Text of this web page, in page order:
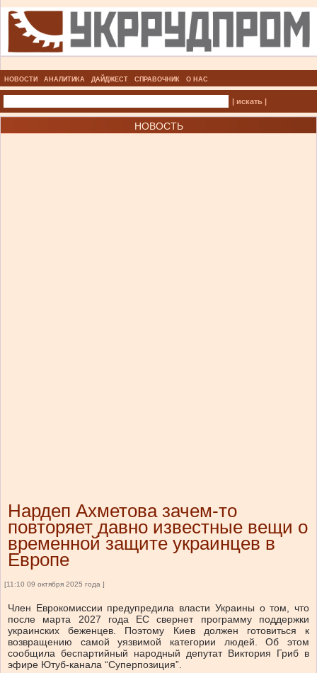
НОВОСТИ АНАЛИТИКА ДАЙДЖЕСТ СПРАВОЧНИК О НАС
| искать |
НОВОСТЬ
Нардеп Ахметова зачем-то
повторяет давно известные вещи о
временной защите украинцев в
Европе
[11:10 09 октября 2025 года ]
Член Еврокомиссии предупредила власти Украины о том, что
после марта 2027 года ЕС свернет программу поддержки
украинских беженцев. Поэтому Киев должен готовиться к
возвращению самой уязвимой категории людей. Об этом
сообщила беспартийный народный депутат Виктория Гриб в
эфире Ютуб-канала “Суперпозиция”.